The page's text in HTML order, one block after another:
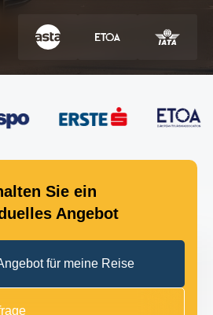
Sie ein
Angebot
für meine Reise